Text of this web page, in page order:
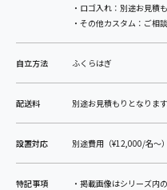
・ロゴ入れ：別途お見積
・その他カスタム：ご相
自立方法 ふくらはぎ
配送料 別途お見積もりとなります
設置対応 別途費用（¥12,000/名〜
特記事項
・掲載画像はシリーズ内